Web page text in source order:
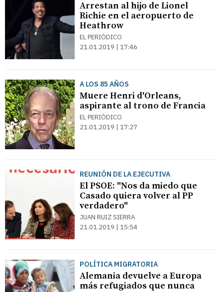
Arrestan al hijo de Lionel
Richie en el aeropuerto de
Heathrow
EL PERIÓDICO
21.01.2019 | 17:46
A LOS 85 AÑOS
Muere Henri d'Orleans,
aspirante al trono de Francia
EL PERIÓDICO
21.01.2019 | 17:27
REUNIÓN DE LA EJECUTIVA
El PSOE: "Nos da miedo que
Casado quiera volver al PP
verdadero"
JUAN RUIZ SIERRA
21.01.2019 | 15:54
POLÍTICA MIGRATORIA
Alemania devuelve a Europa
más refugiados que nunca